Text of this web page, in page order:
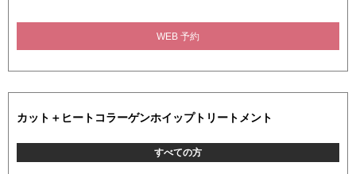
WEB 予約
カット＋ヒートコラーゲンホイップトリートメント
すべての方